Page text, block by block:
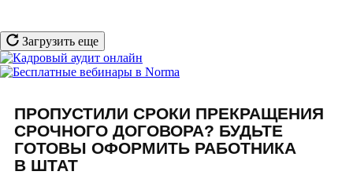
Загрузить еще
ПРОПУСТИЛИ СРОКИ ПРЕКРАЩЕНИЯ
СРОЧНОГО ДОГОВОРА? БУДЬТЕ
ГОТОВЫ ОФОРМИТЬ РАБОТНИКА
В ШТАТ